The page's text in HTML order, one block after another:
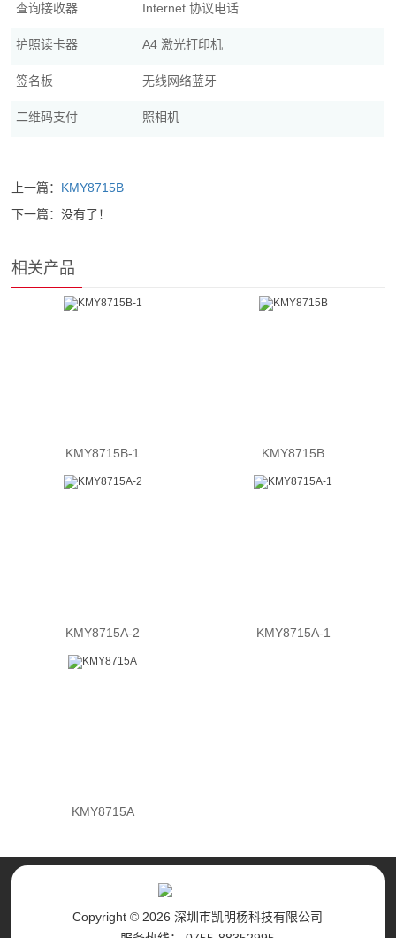
查询接收器 Internet 协议电话
护照读卡器 A4 激光打印机
签名板 无线网络蓝牙
二维码支付 照相机
上一篇： KMY8715B
下一篇：没有了！
相关产品
KMY8715B-1 KMY8715B
KMY8715A-2 KMY8715A-1
KMY8715A
Copyright © 2026 深圳市凯明杨科技有限公司